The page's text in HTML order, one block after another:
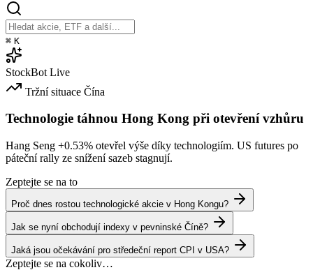
⌘ K
StockBot Live
Tržní situace Čína
Technologie táhnou Hong Kong při otevření vzhůru
Hang Seng +0.53% otevřel výše díky technologiím. US futures po
páteční rally ze snížení sazeb stagnují.
Zeptejte se na to
Proč dnes rostou technologické akcie v Hong Kongu?
Jak se nyní obchodují indexy v pevninské Číně?
Jaká jsou očekávání pro středeční report CPI v USA?